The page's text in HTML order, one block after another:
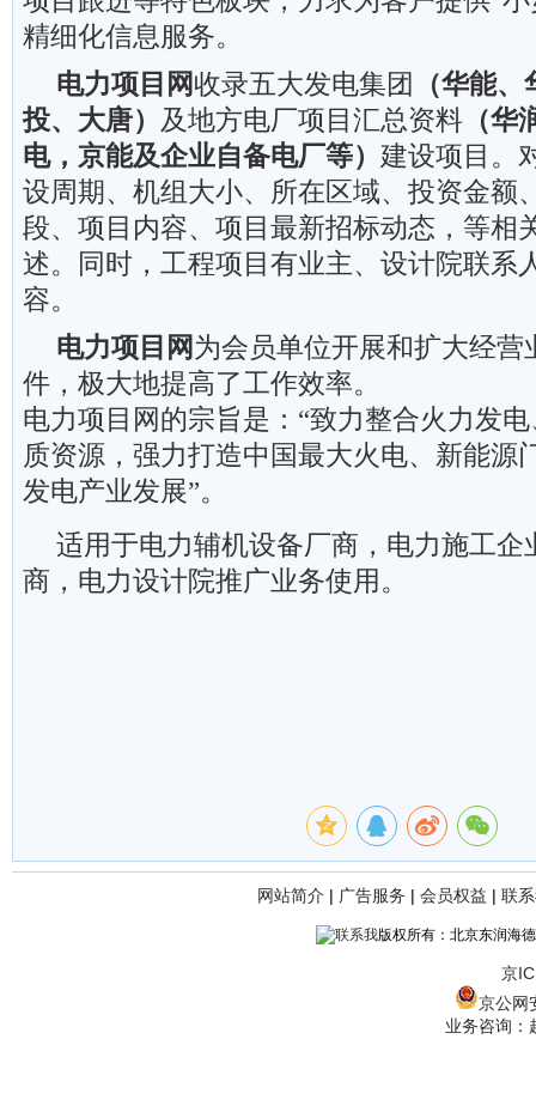
精细化信息服务。
电力项目 网 收录五大发电集团 （华能、
投、大唐） 及地方电厂项目汇总资料 （华
电，京能及企业自备电厂等） 建设项目。
设周期、 机组大小、所在区域、投资金额
段、项目内容、项目最新招标动态，等相
述。同时，工程项目有业主、设计院联系
容。
电力项目 网 为会员单位开展和扩大经营
件，极大地提高了工作效率。
电力项目网 的宗旨是： “致力整合火力发
质资源，强力打造中国最大火电、新能源
发电产业发展”。
适用于电力辅机设备厂商，电力施工企
商，电力设计院推广业务使用。
网站简介 | 广告服务 | 会员权益 | 联
版权所有：北京东润海
京
京公网
业务咨询：